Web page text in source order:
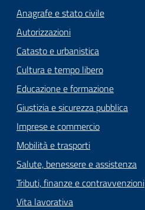
Anagrafe e stato civile
Autorizzazioni
Catasto e urbanistica
Cultura e tempo libero
Educazione e formazione
Giustizia e sicurezza pubblica
Imprese e commercio
Mobilità e trasporti
Salute, benessere e assistenza
Tributi, finanze e contravvenzioni
Vita lavorativa